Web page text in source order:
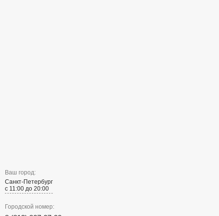
Ваш город:
Санкт-Петербург
с 11:00 до 20:00
Городской номер: